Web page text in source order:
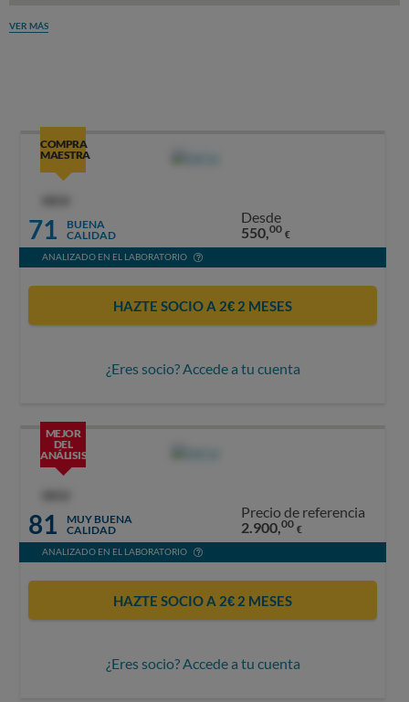
VER MÁS
COMPRA
MAESTRA
71
BUENA
CALIDAD
Desde
550,00 €
ANALIZADO EN EL LABORATORIO
HAZTE SOCIO A 2€ 2 MESES
¿Eres socio? Accede a tu cuenta
MEJOR
DEL
ANÁLISIS
81
MUY BUENA
CALIDAD
Precio de referencia
2.900,00 €
ANALIZADO EN EL LABORATORIO
HAZTE SOCIO A 2€ 2 MESES
¿Eres socio? Accede a tu cuenta